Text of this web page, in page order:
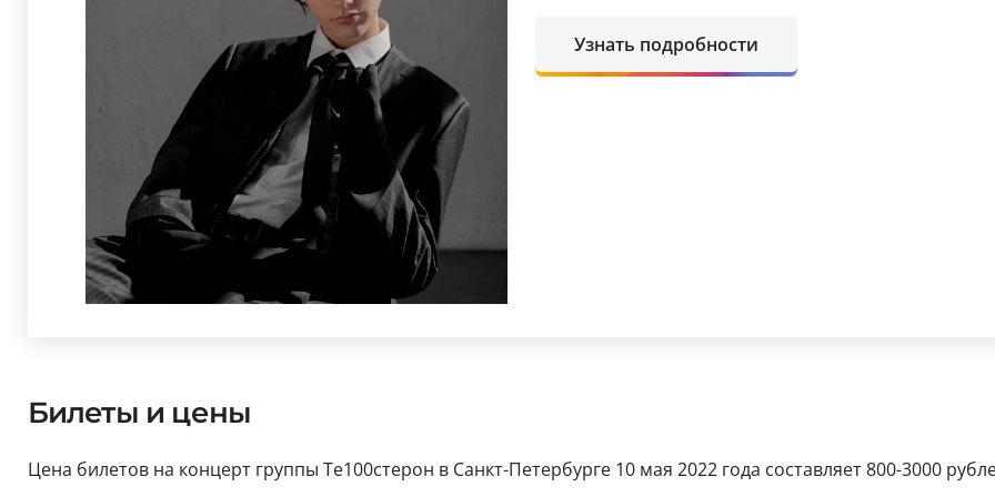
Узнать подробности
Билеты и цены
Цена билетов на концерт группы Те100стерон в Санкт-Петербурге 10 мая 2022 года составляет 800-3000